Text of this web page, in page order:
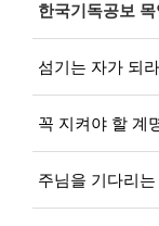
한국기독공보
섬기는 자가 되라
꼭 지켜야 할 계
주님을 기다리는